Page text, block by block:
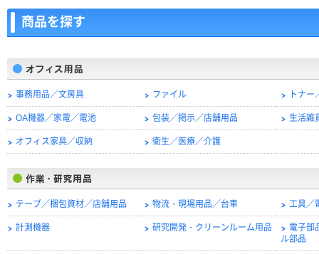
商品を探す
事務用品／文房具 ファイル トナ
OA機器／家電／電池 包装／掲示／店舗用品 生活雑
オフィス家具／収納 衛生／医療／介護
テープ／梱包資材／店舗用品 物流・現場用品／台車 工具／
計測機器 研究開発・クリーンルーム用品
電子部
ル部品